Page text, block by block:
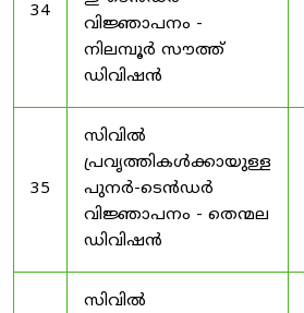
34
വിജ്ഞാപനം -
നിലമ്പൂർ സൗത്ത്
ഡിവിഷൻ
35
സിവിൽ
പ്രവൃത്തികൾക്കായുള്ള
പുനർ-ടെൻഡർ
വിജ്ഞാപനം - തെന്മല
ഡിവിഷൻ
സിവിൽ